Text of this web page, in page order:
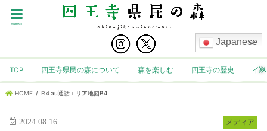
Japanese
menu
TOP 四王寺県民の森について 森を楽しむ 四王寺の歴史 イ
HOME R４au通話エリア地図B4
メディア
2024.08.16